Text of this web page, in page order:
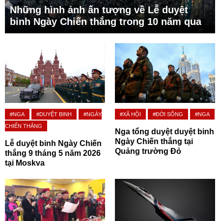
Những hình ảnh ấn tượng về Lễ duyệt
binh Ngày Chiến thắng trong 10 năm qua
#NGA #DUYỆT BINH
#NGÀY
CHIẾN THẮNG
Lễ duyệt binh Ngày Chiến
thắng 9 tháng 5 năm 2026
tại Moskva
#XÃ HỘI #ĐỜI SỐNG #NGA
Nga tổng duyệt duyệt binh
Ngày Chiến thắng tại
Quảng trường Đỏ